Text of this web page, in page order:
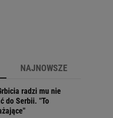
NAJNOWSZE
radzi mu nie
do Serbii. "To